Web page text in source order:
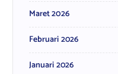
Maret 2026
Februari 2026
Januari 2026